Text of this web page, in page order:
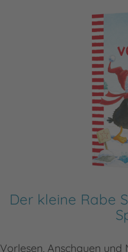
Der kleine Rabe
Vorlesen, Anschauen und